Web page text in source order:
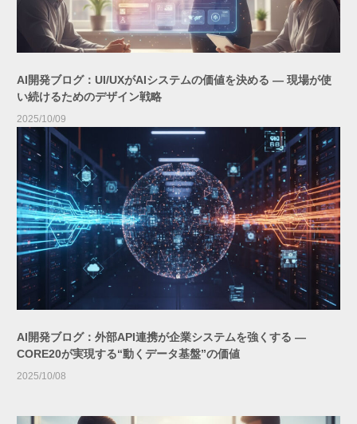
AI開発ブログ：UI/UXがAIシステムの価値を決める ― 現場が使
い続けるためのデザイン戦略
2025/10/09
AI開発ブログ：外部API連携が企業システムを強くする ―
CORE20が実現する“動くデータ基盤”の価値
2025/10/08